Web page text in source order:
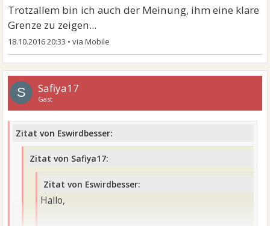
Aber wenns mir passiert dann sowas
Lg safiya
Trotzallem bin ich auch der Meinung, ihm eine klare
Grenze zu zeigen...
18.10.2016 20:33 •
S Safiya17
Gast
Zitat von Eswirdbesser:
Zitat von Safiya17:
Zitat von Eswirdbesser:
Hallo,